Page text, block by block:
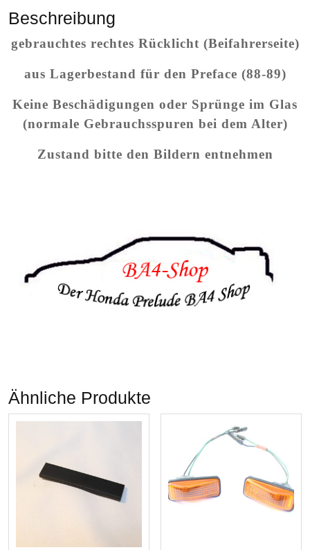
Beschreibung
gebrauchtes rechtes Rücklicht (Beifahrerseite)
aus Lagerbestand für den Preface (88-89)
Keine Beschädigungen oder Sprünge im Glas
(normale Gebrauchsspuren bei dem Alter)
Zustand bitte den Bildern entnehmen
Ähnliche Produkte